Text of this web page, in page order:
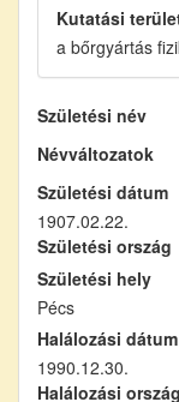
Kutatási
a bőrgyártás
Születési név
Névváltozatok
Születési dátum
1907.02.22.
Születési ország
Születési hely
Pécs
Halálozási dátum
1990.12.30.
Halálozási ország